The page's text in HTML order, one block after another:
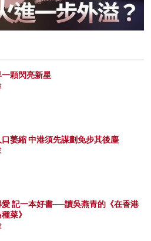
顆閃亮新星
口萎縮 中港須先謀劃免步其後塵
愛 記一本好書──讀吳燕青的《在香港
菜》